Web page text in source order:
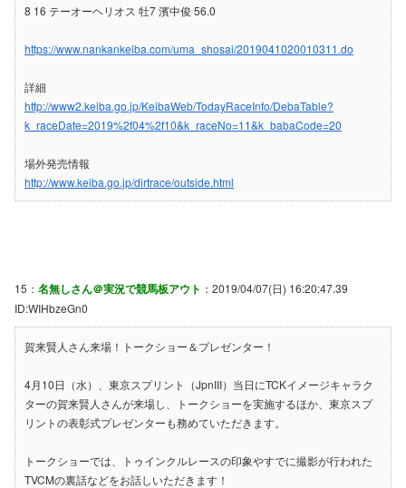
8 16 テーオーヘリオス 牡7 濱中俊 56.0
https://www.nankankeiba.com/uma_shosai/2019041020010311.do
詳細
http://www2.keiba.go.jp/KeibaWeb/TodayRaceInfo/DebaTable?
k_raceDate=2019%2f04%2f10&k_raceNo=11&k_babaCode=20
場外発売情報
http://www.keiba.go.jp/dirtrace/outside.html
15： 名無しさん＠実況で競馬板アウト ：2019/04/07(日) 16:20:47.39
ID:WIHbzeGn0
賀来賢人さん来場！トークショー＆プレゼンター！
4月10日（水）、東京スプリント（JpnIII）当日にTCKイメージキャラク
ターの賀来賢人さんが来場し、トークショーを実施するほか、東京スプ
リントの表彰式プレゼンターも務めていただきます。
トークショーでは、トゥインクルレースの印象やすでに撮影が行われた
TVCMの裏話などをお話しいただきます！